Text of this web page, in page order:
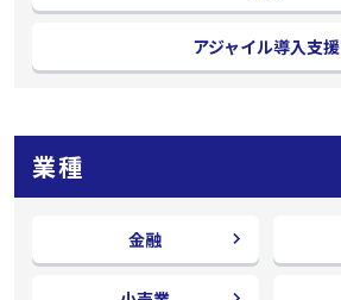
アジャイル導入支援
業種
金融